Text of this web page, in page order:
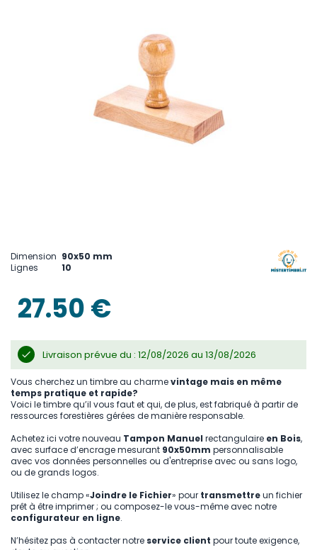
beginning
of
gallery
Dimension 90x50 mm
Lignes
10
27.50 €
Livraison prévue du : 12/08/2026 au 13/08/2026
Vous cherchez un timbre au charmevintage mais en même
temps pratique et rapide?
Voici le timbre qu’il vous faut et qui, de plus, est fabriqué à partir de
ressources forestières gérées de manière responsable.
Achetez ici votre nouveau Tampon Manuel rectangulaire en Bois,
avec surface d’encrage mesurant 90x50mm personnalisable
avec vos données personnelles ou d'entreprise avec ou sans logo,
ou de grands logos.
Utilisez le champ «Joindre le Fichier» pour transmettreun fichier
prêt à être imprimer ; ou composez-le vous-même avec notre
configurateur en ligne.
N’hésitez pas à contacter notre service client pour toute exigence,